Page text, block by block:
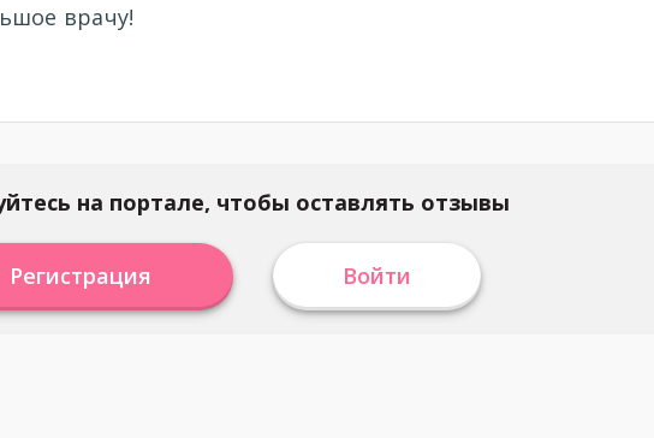
врачу!
на портале, чтобы оставлять отзывы
Регистрация Войти